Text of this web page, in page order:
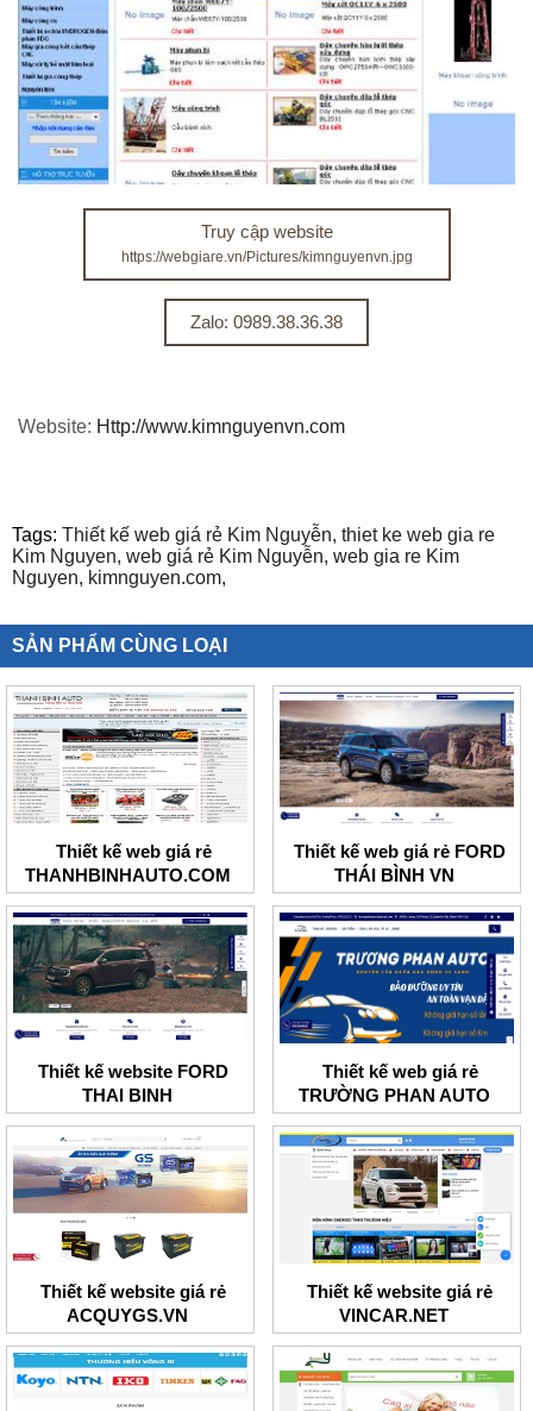
Truy cập website
https://webgiare.vn/Pictures/kimnguyenvn.jpg
Zalo: 0989.38.36.38
Website: Http://www.kimnguyenvn.com
Tags: Thiết kế web giá rẻ Kim Nguyễn, thiet ke web gia re
Kim Nguyen, web giá rẻ Kim Nguyễn, web gia re Kim
Nguyen, kimnguyen.com,
SẢN PHẨM CÙNG LOẠI
Thiết kế web giá rẻ
THANHBINHAUTO.COM
Thiết kế web giá rẻ FORD
THÁI BÌNH VN
Thiết kế website FORD
THAI BINH
Thiết kế web giá rẻ
TRƯỜNG PHAN AUTO
Thiết kế website giá rẻ
ACQUYGS.VN
Thiết kế website giá rẻ
VINCAR.NET